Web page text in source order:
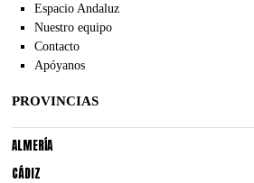
Espacio Andaluz
Nuestro equipo
Contacto
Apóyanos
PROVINCIAS
ALMERÍA
CÁDIZ